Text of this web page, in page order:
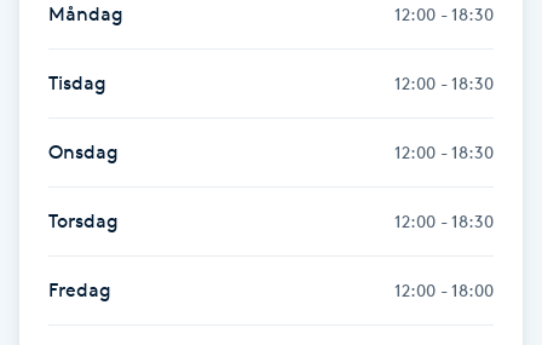
Healing
Herrklippning
HIFU
Hollywood Peel
Hot Stone Massage
Måndag 12:00 - 18:30
Tisdag 12:00 - 18:30
Onsdag 12:00 - 18:30
Torsdag 12:00 - 18:30
Fredag 12:00 - 18:00